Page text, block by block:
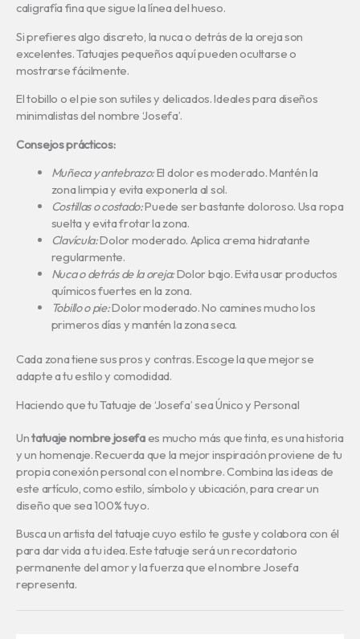
caligrafía fina que sigue la línea del hueso.
Si prefieres algo discreto, la nuca o detrás de la oreja son
excelentes. Tatuajes pequeños aquí pueden ocultarse o
mostrarse fácilmente.
El tobillo o el pie son sutiles y delicados. Ideales para diseños
minimalistas del nombre ‘Josefa’.
Consejos prácticos:
Muñeca y antebrazo:El dolor es moderado. Mantén la
zona limpia y evita exponerla al sol.
Costillas o costado:Puede ser bastante doloroso. Usa ropa
suelta y evita frotar la zona.
Clavícula:Dolor moderado. Aplica crema hidratante
regularmente.
Nuca o detrás de la oreja:Dolor bajo. Evita usar productos
químicos fuertes en la zona.
Tobillo o pie:Dolor moderado. No camines mucho los
primeros días y mantén la zona seca.
Cada zona tiene sus pros y contras. Escoge la que mejor se
adapte a tu estilo y comodidad.
Haciendo que tu Tatuaje de ‘Josefa’ sea Único y Personal
Untatuaje nombre josefaes mucho más que tinta, es una historia
y un homenaje. Recuerda que la mejor inspiración proviene de tu
propia conexión personal con el nombre. Combina las ideas de
este artículo, como estilo, símbolo y ubicación, para crear un
diseño que sea 100% tuyo.
Busca un artista del tatuaje cuyo estilo te guste y colabora con él
para dar vida a tu idea. Este tatuaje será un recordatorio
permanente del amor y la fuerza que el nombre Josefa
representa.